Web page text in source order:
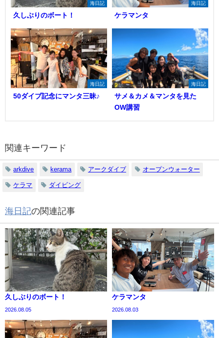
海日記
久しぶりのボート！
海日記
ケラマンタ
海日記
50ダイブ記念にマンタ三昧♪
海日記
サメ＆カメ＆マンタを見た
OW講習
関連キーワード
arkdive kerama アークダイブ オープンウォーター
ケラマ ダイビング
海日記の関連記事
久しぶりのボート！
2026.08.05
ケラマンタ
2026.08.03